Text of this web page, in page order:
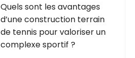
Quels sont les avantages
d’une construction terrain
de tennis pour valoriser un
complexe sportif ?